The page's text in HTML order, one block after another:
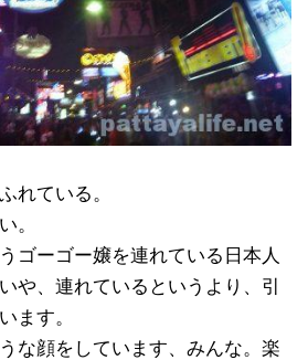
れている。
。
ゴーゴー嬢を連れている日本人
や、連れているというより、引
ます。
な顔をしています、みんな。楽